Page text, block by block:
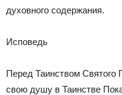
духовного содержания.
Исповедь
Перед Таинством Святого
свою душу в Таинстве